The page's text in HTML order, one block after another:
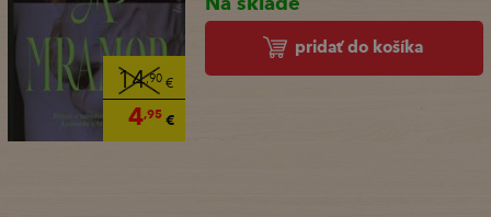
14,90€
4,95€
pridať do košíka